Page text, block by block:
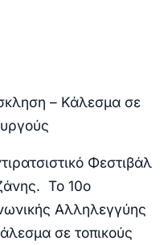
– Κάλεσμα σε
Φεστιβάλ
Το 10ο
Αλληλεγγύης
σε τοπικούς